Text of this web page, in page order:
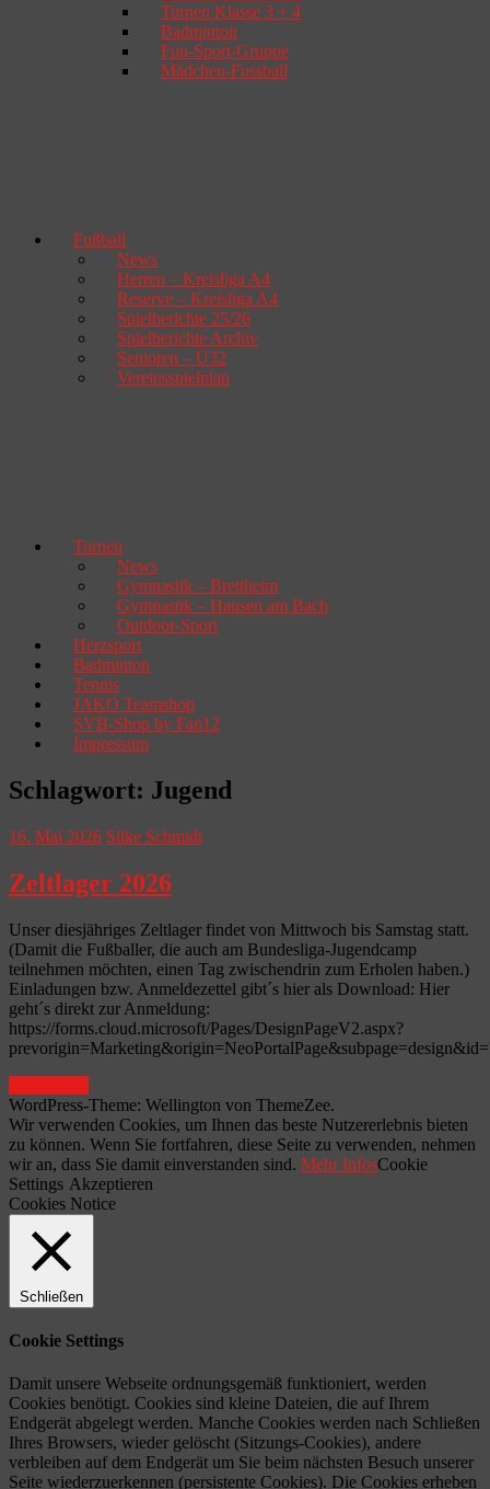
Turnen Klasse 3 + 4
Badminton
Fun-Sport-Gruppe
Mädchen-Fussball
Fußball
News
Herren – Kreisliga A4
Reserve – Kreisliga A4
Spielberichte 25/26
Spielberichte Archiv
Senioren – Ü32
Vereinsspielplan
Turnen
News
Gymnastik – Brettheim
Gymnastik – Hausen am Bach
Outdoor-Sport
Herzsport
Badminton
Tennis
JAKO Teamshop
SVB-Shop by Fan12
Impressum
Schlagwort: Jugend
16. Mai 2026 Silke Schmidt
Zeltlager 2026
Unser diesjähriges Zeltlager findet von Mittwoch bis Samstag statt.
(Damit die Fußballer, die auch am Bundesliga-Jugendcamp
teilnehmen möchten, einen Tag zwischendrin zum Erholen haben.)
Einladungen bzw. Anmeldezettel gibt´s hier als Download: Hier
geht´s direkt zur Anmeldung:
https://forms.cloud.microsoft/Pages/DesignPageV2.aspx?
WordPress-Theme: Wellington von ThemeZee.
Wir verwenden Cookies, um Ihnen das beste Nutzererlebnis bieten
zu können. Wenn Sie fortfahren, diese Seite zu verwenden, nehmen
wir an, dass Sie damit einverstanden sind. Mehr InfosCookie
Settings Akzeptieren
Cookies Notice
Schließen
Cookie Settings
Damit unsere Webseite ordnungsgemäß funktioniert, werden
Cookies benötigt. Cookies sind kleine Dateien, die auf Ihrem
Endgerät abgelegt werden. Manche Cookies werden nach Schließen
Ihres Browsers, wieder gelöscht (Sitzungs-Cookies), andere
verbleiben auf dem Endgerät um Sie beim nächsten Besuch unserer
Seite wiederzuerkennen (persistente Cookies). Die Cookies erheben